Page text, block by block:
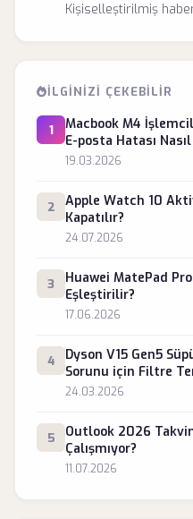
Kişiselleştirilmiş
İLGINIZI ÇEKEBILIR
1
Macbook M4
E-posta Hatası
19.03.2026
2
Apple Watch 10
Kapatılır?
24.07.2026
3
Huawei MatePad
Eşleştirilir?
17.06.2026
4
Dyson V15 Gen5
Sorunu için Filtre
24.03.2026
5
Outlook 2026
Çalışmıyor?
11.07.2026